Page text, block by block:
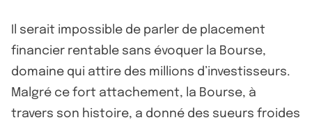
Il serait impossible de parler de placement
financier rentable sans évoquer la Bourse,
domaine qui attire des millions d’investisseurs.
Malgré ce fort attachement, la Bourse, à
travers son histoire, a donné des sueurs froides